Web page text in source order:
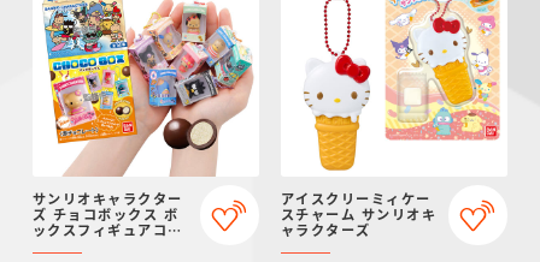
サンリオキャラクター
ズ チョコボックス ボ
ックスフィギュアコレ
アイスクリーミィケー
スチャーム サンリオキ
ャラクターズ